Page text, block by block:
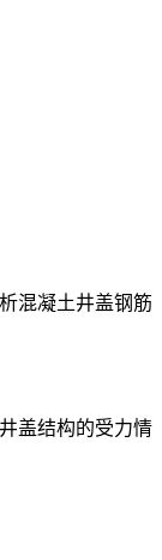
混凝土井盖钢筋
盖结构的受力情